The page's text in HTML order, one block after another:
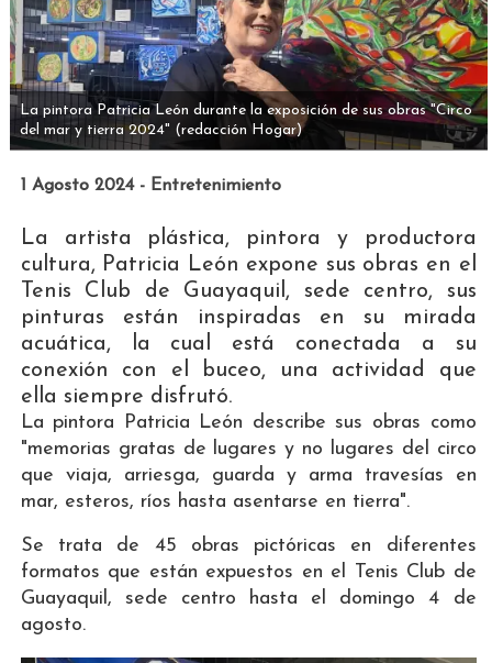
La pintora Patricia León durante la exposición de sus obras "Circo
del mar y tierra 2024" (redacción Hogar)
1 Agosto 2024 - Entretenimiento
La artista plástica, pintora y productora
cultura, Patricia León expone sus obras en el
Tenis Club de Guayaquil, sede centro, sus
pinturas están inspiradas en su mirada
acuática, la cual está conectada a su
conexión con el buceo, una actividad que
ella siempre disfrutó.
La pintora Patricia León describe sus obras como
"memorias gratas de lugares y no lugares del circo
que viaja, arriesga, guarda y arma travesías en
mar, esteros, ríos hasta asentarse en tierra".
Se trata de 45 obras pictóricas en diferentes
formatos que están expuestos en el Tenis Club de
Guayaquil, sede centro hasta el domingo 4 de
agosto.